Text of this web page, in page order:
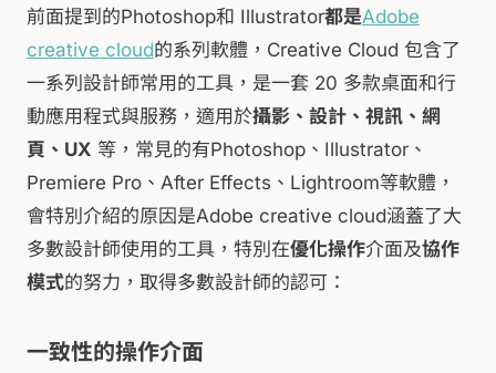
前面提到的Photoshop和 Illustrator都是Adobe
creative cloud的系列軟體，Creative Cloud 包含了
一系列設計師常用的工具，是一套 20 多款桌面和行
動應用程式與服務，適用於攝影、設計、視訊、網
頁、UX 等，常見的有Photoshop、Illustrator、
Premiere Pro、After Effects、Lightroom等軟體，
會特別介紹的原因是Adobe creative cloud涵蓋了大
多數設計師使用的工具，特別在優化操作介面及協作
模式的努力，取得多數設計師的認可：
一致性的操作介面